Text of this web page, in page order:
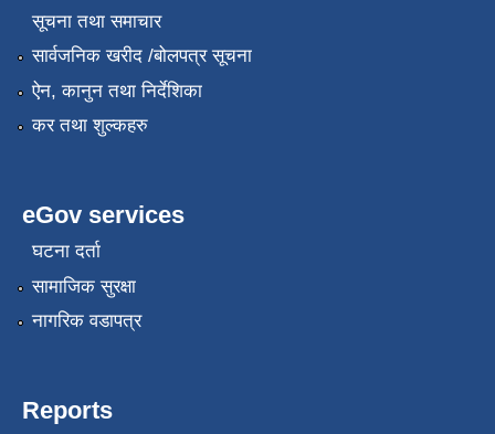
सूचना तथा समाचार
सार्वजनिक खरीद /बोलपत्र सूचना
ऐन, कानुन तथा निर्देशिका
कर तथा शुल्कहरु
eGov services
घटना दर्ता
सामाजिक सुरक्षा
नागरिक वडापत्र
Reports